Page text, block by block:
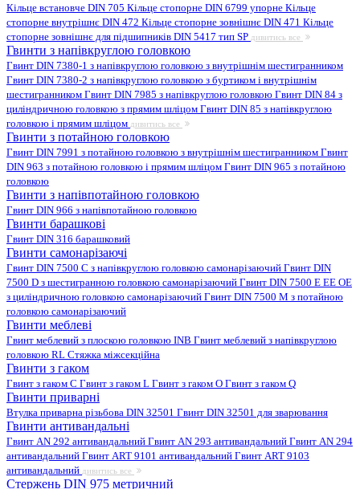
Кільце встановче DIN 705 Кільце стопорне DIN 6799 упорне Кільце
стопорне внутрішнє DIN 472 Кільце стопорне зовнішнє DIN 471 Кільце
стопорне зовнішнє для підшипників DIN 5417 тип SP дивитись все
Гвинти з напівкруглою головкою
Гвинт DIN 7380-1 з напівкруглою головкою з внутрішнім шестигранником
Гвинт DIN 7380-2 з напівкруглою головкою з буртиком і внутрішнім
шестигранником Гвинт DIN 7985 з напівкруглою головкою Гвинт DIN 84 з
циліндричною головкою з прямим шліцом Гвинт DIN 85 з напівкруглою
головкою і прямим шліцом дивитись все
Гвинти з потайною головкою
Гвинт DIN 7991 з потайною головкою з внутрішнім шестигранником Гвинт
DIN 963 з потайною головкою і прямим шліцом Гвинт DIN 965 з потайною
головкою
Гвинти з напівпотайною головкою
Гвинт DIN 966 з напівпотайною головкою
Гвинти барашкові
Гвинт DIN 316 барашковий
Гвинти самонарізаючі
Гвинт DIN 7500 C з напівкруглою головкою самонарізаючий Гвинт DIN
7500 D з шестигранною головкою самонарізаючий Гвинт DIN 7500 E EE OE
з циліндричною головкою самонарізаючий Гвинт DIN 7500 M з потайною
головкою самонарізаючий
Гвинти меблеві
Гвинт меблевий з плоскою головкою INB Гвинт меблевий з напівкруглою
головкою RL Стяжка міжсекційна
Гвинти з гаком
Гвинт з гаком C Гвинт з гаком L Гвинт з гаком O Гвинт з гаком Q
Гвинти приварні
Втулка приварна різьбова DIN 32501 Гвинт DIN 32501 для зварювання
Гвинти антивандальні
Гвинт AN 292 антивандальний Гвинт AN 293 антивандальний Гвинт AN 294
антивандальний Гвинт ART 9101 антивандальний Гвинт ART 9103
антивандальний дивитись все
Стержень DIN 975 метричний